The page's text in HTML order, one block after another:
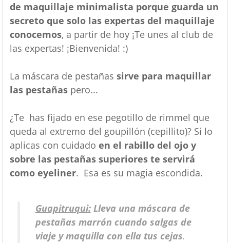
de maquillaje minimalista porque guarda un
secreto que solo las expertas del maquillaje
conocemos, a partir de hoy ¡Te unes al club de
las expertas! ¡Bienvenida! :)
La máscara de pestañas sirve para maquillar
las pestañaspero...
¿Te has fijado en ese pegotillo de rimmel que
queda al extremo del goupillón (cepillito)? Si lo
aplicas con cuidado en el rabillo del ojo y
sobre las pestañas superiores te servirá
como eyeliner. Esa es su magia escondida.
Guapitruqui:Lleva una máscara de
pestañas marrón cuando salgas de
viaje y maquilla con ella tus cejas.